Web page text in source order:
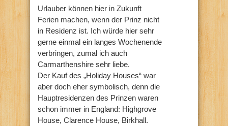
Urlauber können hier in Zukunft
Ferien machen, wenn der Prinz nicht
in Residenz ist. Ich würde hier sehr
gerne einmal ein langes Wochenende
verbringen, zumal ich auch
Carmarthenshire sehr liebe.
Der Kauf des „Holiday Houses“ war
aber doch eher symbolisch, denn die
Hauptresidenzen des Prinzen waren
schon immer in England: Highgrove
House, Clarence House, Birkhall.